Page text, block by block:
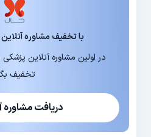
با تخفیف مشاوره آنلاین
تخفیف
دریافت مشاوره